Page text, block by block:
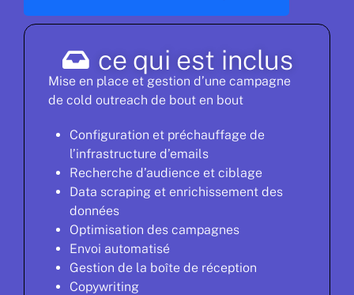
ce qui est inclus
Mise en place et gestion d’une campagne
de cold outreach de bout en bout
Configuration et préchauffage de
l’infrastructure d’emails
Recherche d’audience et ciblage
Data scraping et enrichissement des
données
Optimisation des campagnes
Envoi automatisé
Gestion de la boîte de réception
Copywriting